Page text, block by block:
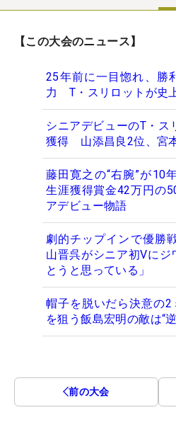
【この大会のニュース】
25年前に一目惚れ、勝
力 T・スリロットが史
シニアデビューのT・ス
獲得 山添昌良2位、宮
藤田寛之の“右腕”が10
生涯獲得賞金42万円の
アデビュー物語
劇的チップインで優
山晋呉がシニア初Vに
とうと思っている」
帽子を脱いだら決意の
を狙う飯島宏明の敵は“
前の大会